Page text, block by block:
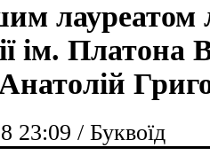
лауреатом
ім. Платона
23:09 / Буквоїд